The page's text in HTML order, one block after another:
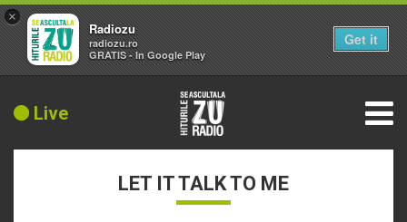
Live
LET IT TALK TO ME
×
Radiozu
radiozu.ro
GRATIS - In Google Play
Get it